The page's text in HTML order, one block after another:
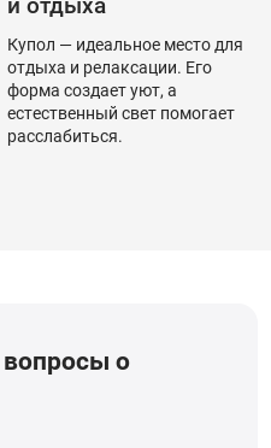
Купол — идеальное место для
отдыха и релаксации. Его
форма создает уют, а
естественный свет помогает
расслабиться.
о